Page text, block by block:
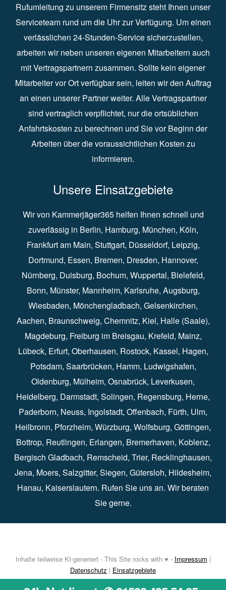
Rufumleitung zu unserem Firmensitz steht Ihnen unser
Serviceteam rund um die Uhr zur Verfügung. Um einen
verlässlichen 24-Stunden-Service sicherzustellen,
arbeiten wir neben unseren eigenen Mitarbeitern auch
mit Vertragspartnern zusammen. Sollte kein eigener
Mitarbeiter vor Ort verfügbar sein, leiten wir den Auftrag
an einen unserer Partner weiter. Alle Vertragspartner
sind vertraglich verpflichtet, nur die ortsüblichen
Anfahrtskosten zu berechnen und Sie vor Beginn der
Arbeiten über die voraussichtlichen Kosten zu
informieren.
Unsere Einsatzgebiete
Wir von Kammerjäger365 helfen Ihnen schnell und
zuverlässig in Berlin⁠, Hamburg⁠, München, Köln⁠,
Frankfurt am Main⁠, Stuttgart⁠, Düsseldorf⁠, Leipzig⁠,
Dortmund⁠, Essen⁠, Bremen⁠, Dresden⁠, Hannover⁠,
Nürnberg⁠, Duisburg⁠⁠, Bochum⁠, Wuppertal⁠⁠, Bielefeld⁠⁠,
Bonn⁠⁠, Münster⁠⁠, Mannheim⁠, Karlsruhe⁠, Augsburg⁠,
Wiesbaden⁠⁠, Mönchengladbach⁠, Gelsenkirchen⁠⁠,
Aachen⁠⁠, Braunschweig⁠, Chemnitz⁠⁠, Kiel⁠, Halle (Saale)⁠⁠,
Magdeburg⁠, Freiburg im Breisgau⁠⁠, Krefeld⁠⁠, Mainz⁠⁠,
Lübeck⁠, Erfurt⁠, Oberhausen⁠⁠, Rostock⁠⁠, Kassel⁠⁠, Hagen⁠,
Potsdam⁠, Saarbrücken⁠⁠, Hamm⁠, Ludwigshafen⁠,
Oldenburg⁠, Mülheim⁠, Osnabrück⁠⁠, Leverkusen⁠,
Heidelberg⁠, Darmstadt⁠⁠, Solingen⁠, Regensburg⁠, Herne⁠⁠,
Paderborn⁠, Neuss⁠, Ingolstadt⁠, Offenbach, Fürth⁠⁠, Ulm⁠⁠,
Heilbronn⁠, Pforzheim⁠, Würzburg⁠, Wolfsburg⁠⁠, Göttingen⁠,
Bottrop⁠, Reutlingen⁠, Erlangen⁠⁠, Bremerhaven⁠, Koblenz⁠,
Bergisch Gladbach⁠, Remscheid⁠⁠, Trier⁠⁠, Recklinghausen⁠,
Jena⁠⁠, Moers⁠⁠, Salzgitter⁠⁠, Siegen⁠⁠, Gütersloh⁠, Hildesheim⁠⁠,
Hanau⁠, Kaiserslautern⁠⁠. Rufen Sie uns an. Wir beraten
Sie gerne.
Inhalte teilweise KI-generiert - This Site rocks with ♥ - Impressum |
Datenschutz | Einsatzgebiete